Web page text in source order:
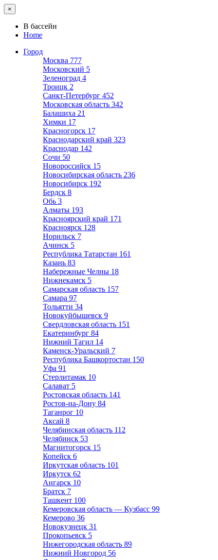
×
В бассейн
Home
Город
Москва 777
Московский 5
Зеленоград 4
Троицк 2
Санкт-Петербург 452
Московская область 342
Балашиха 21
Химки 17
Красногорск 17
Краснодарский край 323
Краснодар 142
Сочи 50
Новороссийск 15
Новосибирская область 236
Новосибирск 192
Бердск 8
Обь 3
Алматы 193
Красноярский край 171
Красноярск 128
Норильск 7
Ачинск 5
Республика Татарстан 161
Казань 83
Набережные Челны 18
Нижнекамск 5
Самарская область 157
Самара 97
Тольятти 34
Новокуйбышевск 9
Свердловская область 151
Екатеринбург 84
Нижний Тагил 14
Каменск-Уральский 7
Республика Башкортостан 150
Уфа 91
Стерлитамак 10
Салават 5
Ростовская область 141
Ростов-на-Дону 84
Таганрог 10
Аксай 8
Челябинская область 112
Челябинск 53
Магнитогорск 15
Копейск 6
Иркутская область 101
Иркутск 62
Ангарск 10
Братск 7
Ташкент 100
Кемеровская область — Кузбасс 99
Кемерово 36
Новокузнецк 31
Прокопьевск 5
Нижегородская область 89
Нижний Новгород 56